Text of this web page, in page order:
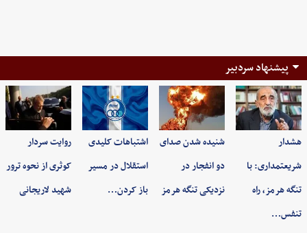
پیشنهاد سردبیر
هشدار
شریعتمداری: با
تنگه هرمز، راه
تنفس…
شنیده شدن صدای
دو انفجار در
نزدیکی تنگه هرمز
اشتباهات کلیدی
استقلال در مسیر
باز کردن…
روایت سردار
کوثری از نحوه ترور
شهید لاریجانی